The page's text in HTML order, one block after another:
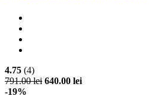
4.75 (4)
791.00 lei 640.00 lei
-19%